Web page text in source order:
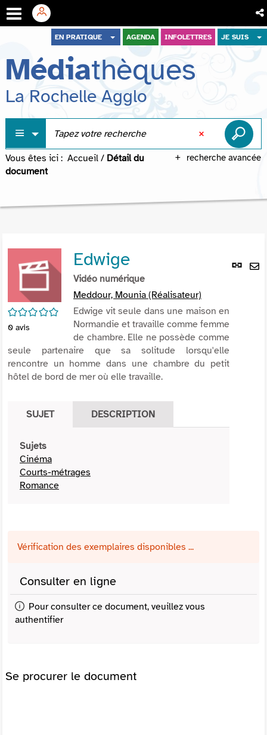
menu
contenu
recherche
EN PRATIQUE AGENDA INFOLETTRES JE SUIS
Médiathèques
La Rochelle Agglo
recherche avancée
Vous êtes ici : Accueil / Détail du
document
Lien
/5
0 avis
Edwige
Vidéo numérique
Meddour, Mounia (Réalisateur)
Edwige vit seule dans une maison en
Normandie et travaille comme femme
de chambre. Elle ne possède comme
seule partenaire que sa solitude lorsqu'elle
rencontre un homme dans une chambre du petit
hôtel de bord de mer où elle travaille.
SUJET DESCRIPTION
Sujets
Cinéma
Courts-métrages
Romance
Vérification des exemplaires disponibles ...
Consulter en ligne
Pour consulter ce document, veuillez vous
authentifier
Se procurer le document